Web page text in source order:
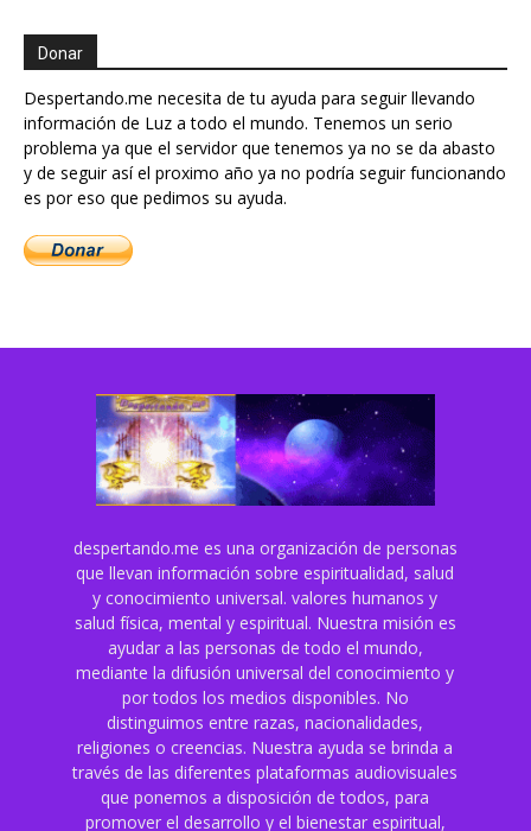
Donar
Despertando.me necesita de tu ayuda para seguir llevando
información de Luz a todo el mundo. Tenemos un serio
problema ya que el servidor que tenemos ya no se da abasto
y de seguir así el proximo año ya no podría seguir funcionando
es por eso que pedimos su ayuda.
despertando.me es una organización de personas
que llevan información sobre espiritualidad, salud
y conocimiento universal. valores humanos y
salud física, mental y espiritual. Nuestra misión es
ayudar a las personas de todo el mundo,
mediante la difusión universal del conocimiento y
por todos los medios disponibles. No
distinguimos entre razas, nacionalidades,
religiones o creencias. Nuestra ayuda se brinda a
través de las diferentes plataformas audiovisuales
que ponemos a disposición de todos, para
promover el desarrollo y el bienestar espiritual,